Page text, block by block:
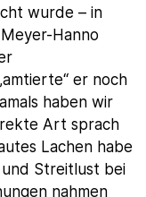
wurde – in
Hanno
er noch
haben wir
Art sprach
Lachen habe
Streitlust bei
nahmen